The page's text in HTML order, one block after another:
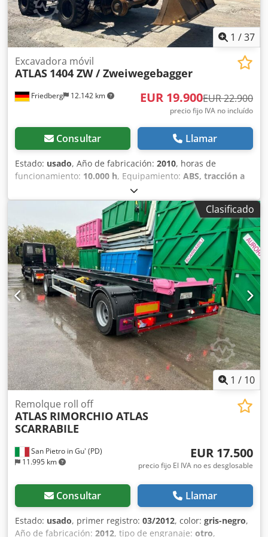
1 /37
Friedberg 12.142 km
Excavadora móvil
ATLAS 1404 ZW / Zweiwegebagger
EUR 19.900EUR 22.900
precio fijo IVA no incluído
Consultar Llamar
Estado: usado, Año de fabricación: 2010, horas de
funcionamiento: 10.000 h, Equipamiento: ABS, tracción a
, * Atlas 1404 ZW, excavadora para
trabajos en dos direcciones * Año de fabricación: 2010 *
Horas de funcionamiento: 10.000 h * Placas hidráulicas *
Cámara de visión trasera Djdpfx Aezf T Uvjg Sskr * Más
imágenes y vídeos disponibles a través de WhatsApp *
Salvo error y omisión; sujeto a venta previa.
Clasificado
1 / 10
San Pietro in Gu' (PD)
11.995 km
Remolque roll off
ATLAS RIMORCHIO ATLAS
SCARRABILE
EUR 17.500
precio fijo El IVA no es desglosable
Consultar Llamar
Estado: usado, primer registro: 03/2012, color: gris-negro,
Año de fabricación: 2012, tipo de engranaje: otro,